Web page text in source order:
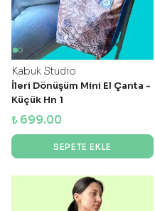
Kabuk Studio
İleri Dönüşüm Mini El Çanta -
Küçük Hn 1
₺ 699.00
SEPETE EKLE